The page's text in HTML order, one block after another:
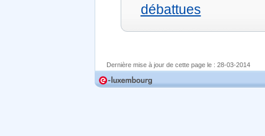
débattues
Dernière mise à jour de cette page le : 28-03-2014